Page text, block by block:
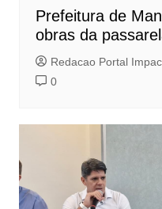
Prefeitura de
obras da
Redacao Portal
0